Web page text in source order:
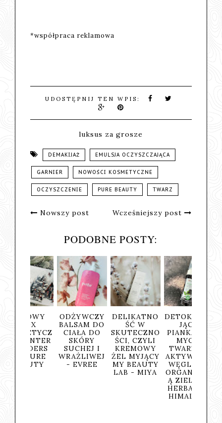
*współpraca reklamowa
UDOSTĘPNIJ TEN WPIS:
luksus za grosze
DEMAKIJAŻ EMULSJA OCZYSZCZAJĄCA
GARNIER NOWOŚCI KOSMETYCZNE
OCZYSZCZENIE PURE BEAUTY TWARZ
Nowszy post Wcześniejszy post
PODOBNE POSTY:
ODŻYWCZY
BALSAM DO
CIAŁA DO
SKÓRY
SUCHEJ I
WRAŻLIWEJ
- EVREE
DELIKATNO
ŚĆ W
SKUTECZNO
ŚCI, CZYLI
KREMOWY
ŻEL MYJĄCY
MY BEAUTY
LAB - MIYA
DETOKSYKU
PIANKA DO
MYCIA
TWARZY Z
AKTYWNYM
WĘGLEM I
ORGANICZN
Ą ZIELONĄ
HERBATĄ -
HIMALAYA